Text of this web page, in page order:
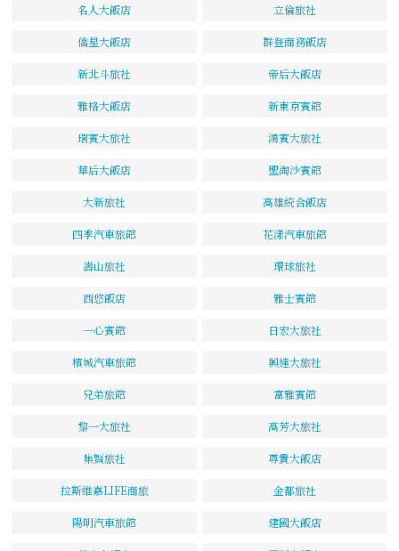
名人大飯店 立倫旅社
僑星大飯店 群登商務飯店
新北斗旅社 帝后大飯店
雅格大飯店 新東京賓館
瑞賓大旅社 鴻賓大旅社
華后大飯店 聖淘沙賓館
大新旅社 高雄統合飯店
四季汽車旅館 花漾汽車旅館
壽山旅社 環球旅社
西悠飯店 雅士賓館
一心賓館 日宏大旅社
檳城汽車旅館 興達大旅社
兄弟旅館 富雅賓館
黎一大旅社 高芳大旅社
集賢旅社 尊貴大飯店
拉斯維嘉LIFE商旅 金都旅社
陽明汽車旅館 建國大飯店